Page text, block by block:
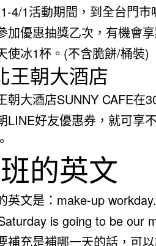
4/1活動期間，到全台門
加優惠抽獎乙次，有機會
使冰1杯。(不含脆餅/桶裝)
王朝大酒店
朝大酒店SUNNY CAFE在
LINE好友優惠券，就可享
的英文
英文是：make-up
is going to be our
補充是補哪一天的話，可以